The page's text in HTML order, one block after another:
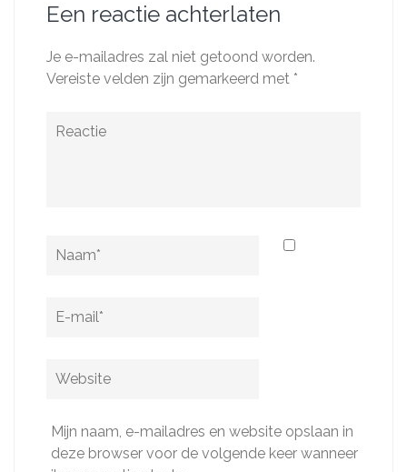
Een reactie achterlaten
Je e-mailadres zal niet getoond worden.
Vereiste velden zijn gemarkeerd met *
Reactie
Naam
E-
Website
Mijn naam, e-mailadres en website opslaan in
deze browser voor de volgende keer wanneer